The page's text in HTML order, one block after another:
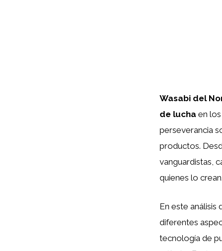
Wasabi del
de lucha en
perseverancia
productos.
vanguardistas,
quienes lo
En este
diferentes
tecnología de